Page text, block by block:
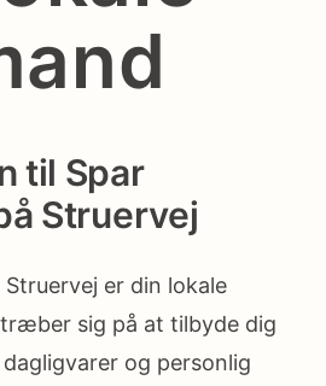
til Spar
Struervej
er din lokale
sig på at tilbyde dig
og personlig